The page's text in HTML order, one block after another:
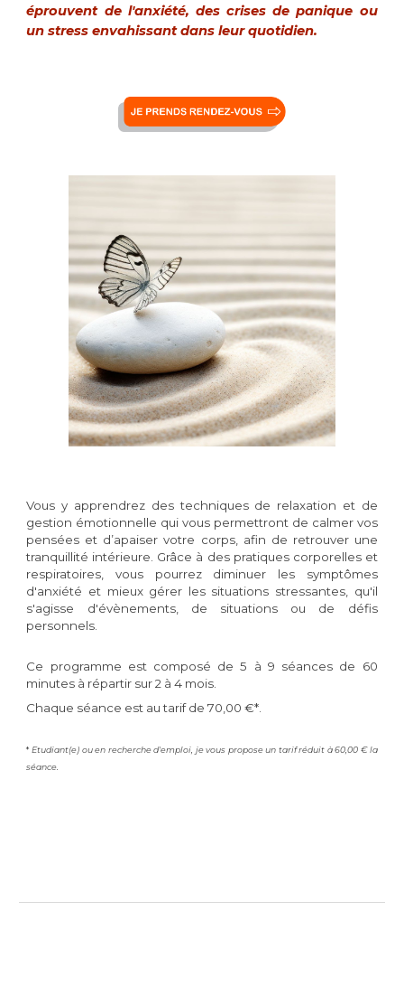
éprouvent de l'anxiété, des crises de panique ou
un stress envahissant dans leur quotidien.
Vous y apprendrez des techniques de relaxation et de
gestion émotionnelle qui vous permettront de calmer vos
pensées et d’apaiser votre corps, afin de retrouver une
tranquillité intérieure. Grâce à des pratiques corporelles et
respiratoires, vous pourrez diminuer les symptômes
d'anxiété et mieux gérer les situations stressantes, qu'il
s'agisse d'évènements, de situations ou de défis
personnels.
Ce programme est composé de 5 à 9 séances de 60
minutes à répartir sur 2 à 4 mois.
Chaque séance est au tarif de 70,00 €*.
* Etudiant(e) ou en recherche d'emploi, je vous propose un tarif réduit à 60,00 € la
séance.